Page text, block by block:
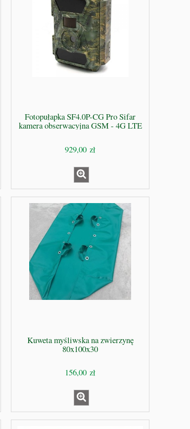
NRG-5 Racje żywnościowe
Fotopułapka SF4.0P-CG Pro Sifar
kamera obserwacyjna GSM - 4G LTE
929,00 zł
Kuweta myśliwska na zwierzynę
80x100x30
156,00 zł